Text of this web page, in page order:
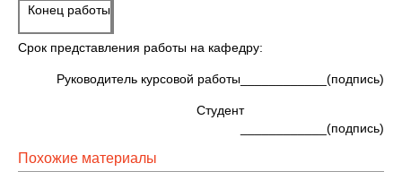
Конец работы
Срок представления работы на кафедру:
Руководитель курсовой работы____________(подпись)
Студент
____________(подпись)
Похожие материалы